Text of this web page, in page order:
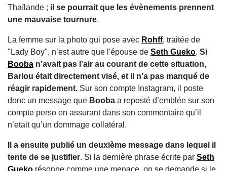
Thaïlande ; il se pourrait que les évènements prennent
une mauvaise tournure.
La femme sur la photo qui pose avec Rohff, traitée de
"Lady Boy", n’est autre que l'épouse de Seth Gueko. Si
Booba n’avait pas l’air au courant de cette situation,
Barlou était directement visé, et il n’a pas manqué de
réagir rapidement. Sur son compte Instagram, il poste
donc un message que Booba a reposté d’emblée sur son
compte perso en assurant dans son commentaire qu’il
n’etait qu’un dommage collatéral.
Il a ensuite publié un deuxième message dans lequel il
tente de se justifier. Si la dernière phrase écrite par Seth
Gueko résonne comme une menace, on se demande si le